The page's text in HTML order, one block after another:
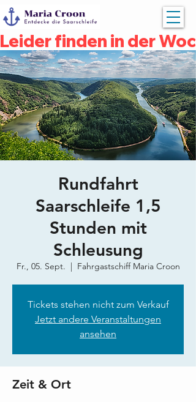
Leider finden in der
Rundfahrt
Saarschleife 1,5
Stunden mit
Schleusung
Fr., 05. Sept.
  |
Fahrgastschiff Maria Croon
Tickets stehen nicht zum Verkauf
Jetzt andere Veranstaltungen
ansehen
Zeit & Ort